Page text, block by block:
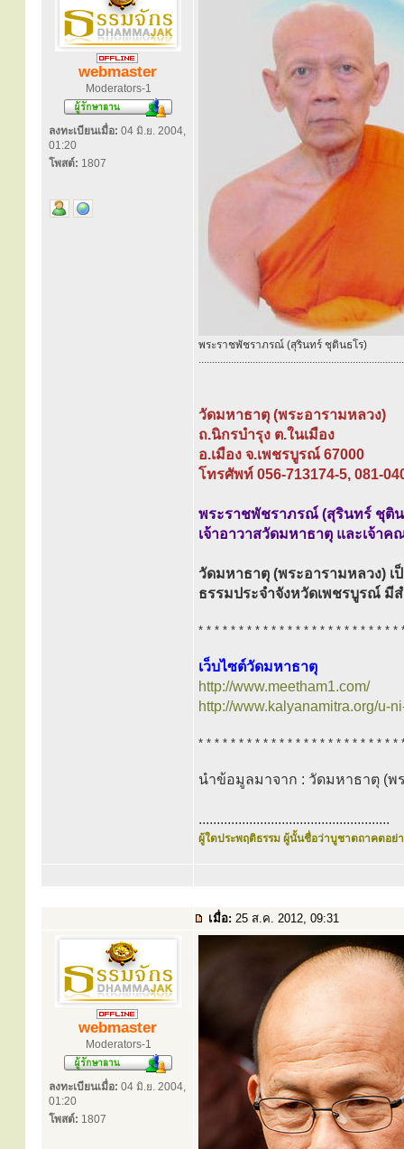
webmaster
Moderators-1
ลงทะเบียนเมื่อ: 04 มิ.ย. 2004,
01:20
โพสต์: 1807
พระราชพัชราภรณ์ (สุรินทร์ ชุตินธโร)
............................................................................
วัดมหาธาตุ (พระอารามหลวง)
ถ.นิกรบำรุง ต.ในเมือง
อ.เมือง จ.เพชรบูรณ์ 67000
โทรศัพท์ 056-713174-5, 081-
พระราชพัชราภรณ์ (สุรินทร์ ชุติ
เจ้าอาวาสวัดมหาธาตุ และเจ้า
วัดมหาธาตุ (พระอารามหลวง)
ธรรมประจำจังหวัดเพชรบูรณ์ มี
* * * * * * * * * * * * * * * * * * * * * * * * *
เว็บไซต์วัดมหาธาตุ
http://www.meetham1.com/
http://www.kalyanamitra.org/u-
* * * * * * * * * * * * * * * * * * * * * * * * *
นำข้อมูลมาจาก : วัดมหาธาตุ (พ
.....................................................
ผู้ใดประพฤติธรรม ผู้นั้นชื่อว่าบูชาตถาคตอย่า
เมื่อ: 25 ส.ค. 2012, 09:31
webmaster
Moderators-1
ลงทะเบียนเมื่อ: 04 มิ.ย. 2004,
01:20
โพสต์: 1807